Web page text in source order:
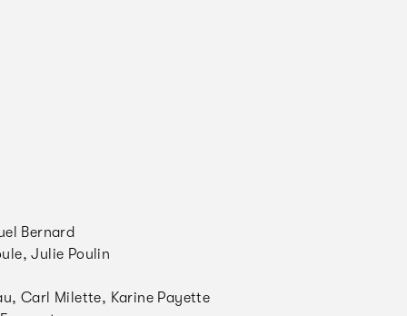
Bernard
Julie Poulin
Carl Milette, Karine Payette